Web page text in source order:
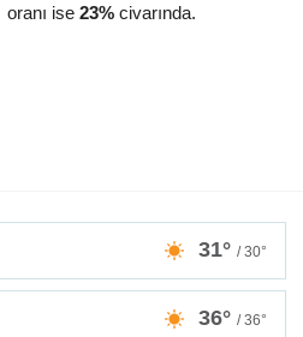
oranı ise 23%civarında.
31° / 30°
36° / 36°